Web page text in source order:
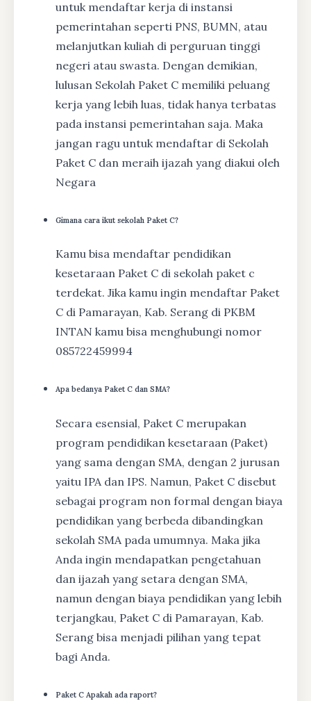
untuk mendaftar kerja di instansi
pemerintahan seperti PNS, BUMN, atau
melanjutkan kuliah di perguruan tinggi
negeri atau swasta. Dengan demikian,
lulusan Sekolah Paket C memiliki peluang
kerja yang lebih luas, tidak hanya terbatas
pada instansi pemerintahan saja. Maka
jangan ragu untuk mendaftar di Sekolah
Paket C dan meraih ijazah yang diakui oleh
Negara
Gimana cara ikut sekolah Paket C?
Kamu bisa mendaftar pendidikan
kesetaraan Paket C di sekolah paket c
terdekat. Jika kamu ingin mendaftar Paket
C di Pamarayan, Kab. Serang di PKBM
INTAN kamu bisa menghubungi nomor
085722459994
Apa bedanya Paket C dan SMA?
Secara esensial, Paket C merupakan
program pendidikan kesetaraan (Paket)
yang sama dengan SMA, dengan 2 jurusan
yaitu IPA dan IPS. Namun, Paket C disebut
sebagai program non formal dengan biaya
pendidikan yang berbeda dibandingkan
sekolah SMA pada umumnya. Maka jika
Anda ingin mendapatkan pengetahuan
dan ijazah yang setara dengan SMA,
namun dengan biaya pendidikan yang lebih
terjangkau, Paket C di Pamarayan, Kab.
Serang bisa menjadi pilihan yang tepat
bagi Anda.
Paket C Apakah ada raport?